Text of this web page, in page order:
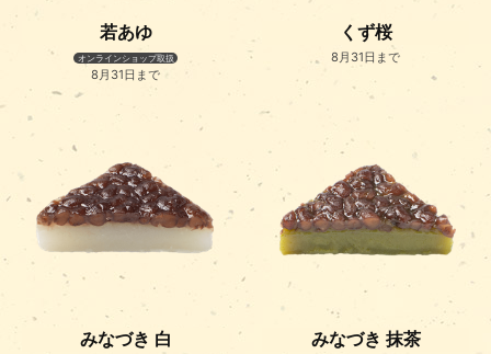
若あゆ
オンラインショップ取扱
8月31日まで
くず桜
8月31日まで
みなづき 白 みなづき 抹茶